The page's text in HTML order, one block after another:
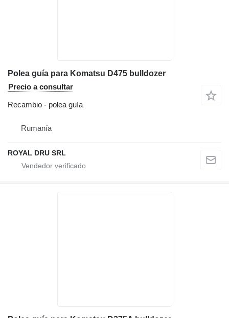
Polea guía para Komatsu D475 bulldozer
Precio a consultar
Recambio - polea guía
Rumanía
ROYAL DRU SRL